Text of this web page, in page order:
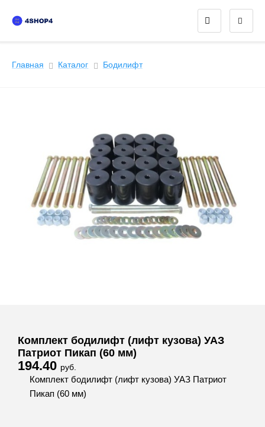
Главная Каталог Бодилифт
Комплект бодилифт (лифт кузова) УАЗ
Патриот Пикап (60 мм)
194.40 руб.
Комплект бодилифт (лифт кузова) УАЗ Патриот
Пикап (60 мм)